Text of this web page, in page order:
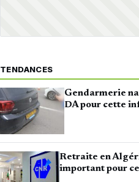
TENDANCES
Gendarmerie
DA pour cette
Retraite en
important pour